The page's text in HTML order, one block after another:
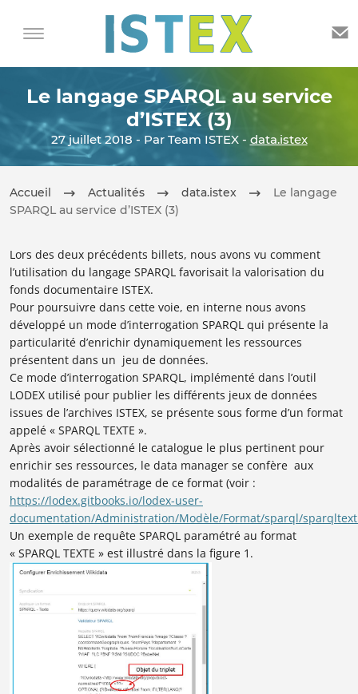
Le langage SPARQL au service
d’ISTEX (3)
27 juillet 2018 - Par Team ISTEX - data.istex
Accueil Actualités data.istex
Le langage
SPARQL au service d’ISTEX (3)
Lors des deux précédents billets, nous avons vu comment
l’utilisation du langage SPARQL favorisait la valorisation du
fonds documentaire ISTEX.
Pour poursuivre dans cette voie, en interne nous avons
développé un mode d’interrogation SPARQL qui présente la
particularité d’enrichir dynamiquement les ressources
présentent dans un jeu de données.
Ce mode d’interrogation SPARQL, implémenté dans l’outil
LODEX utilisé pour publier les différents jeux de données
issues de l’archives ISTEX, se présente sous forme d’un format
appelé « SPARQL TEXTE ».
Après avoir sélectionné le catalogue le plus pertinent pour
enrichir ses ressources, le data manager se confère aux
modalités de paramétrage de ce format (voir :
https://lodex.gitbooks.io/lodex-user-
documentation/Administration/Modèle/Format/sparql/
Un exemple de requête SPARQL paramétré au format
« SPARQL TEXTE » est illustré dans la figure 1.